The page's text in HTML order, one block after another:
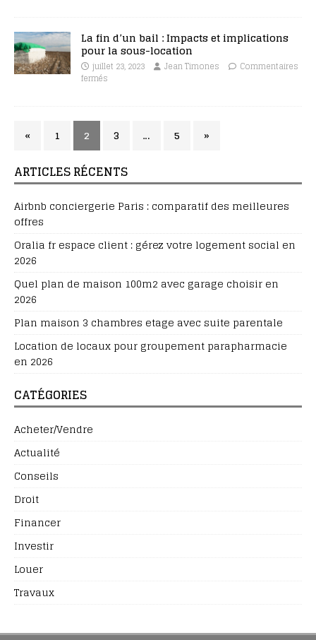
La fin d’un bail : Impacts et implications
pour la sous-location
juillet 23, 2023 Jean Timones
Commentaires
fermés
« 1 2 3 … 5 »
ARTICLES RÉCENTS
Airbnb conciergerie Paris : comparatif des meilleures
offres
Oralia fr espace client : gérez votre logement social en
2026
Quel plan de maison 100m2 avec garage choisir en
2026
Plan maison 3 chambres etage avec suite parentale
Location de locaux pour groupement parapharmacie
en 2026
CATÉGORIES
Acheter/Vendre
Actualité
Conseils
Droit
Financer
Investir
Louer
Travaux